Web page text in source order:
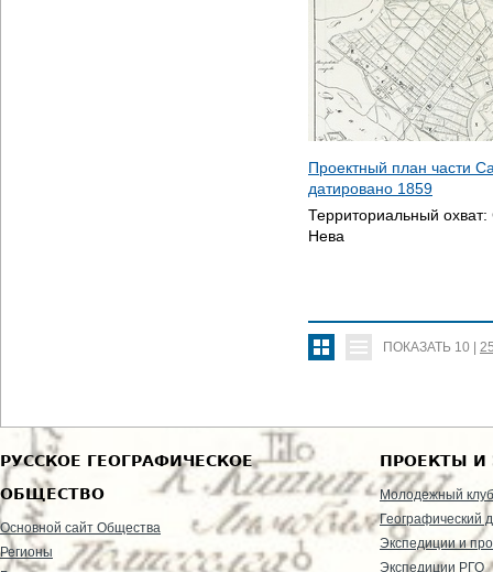
Проектный план части
датировано 1859
Территориальный охват:
Нева
ПОКАЗАТЬ 10 |
РУССКОЕ ГЕОГРАФИЧЕСКОЕ
ОБЩЕСТВО
Основной сайт Общества
Регионы
ПРОЕКТЫ И
Молодежный клуб
Географический
Экспедиции и
Экспедиции РГО